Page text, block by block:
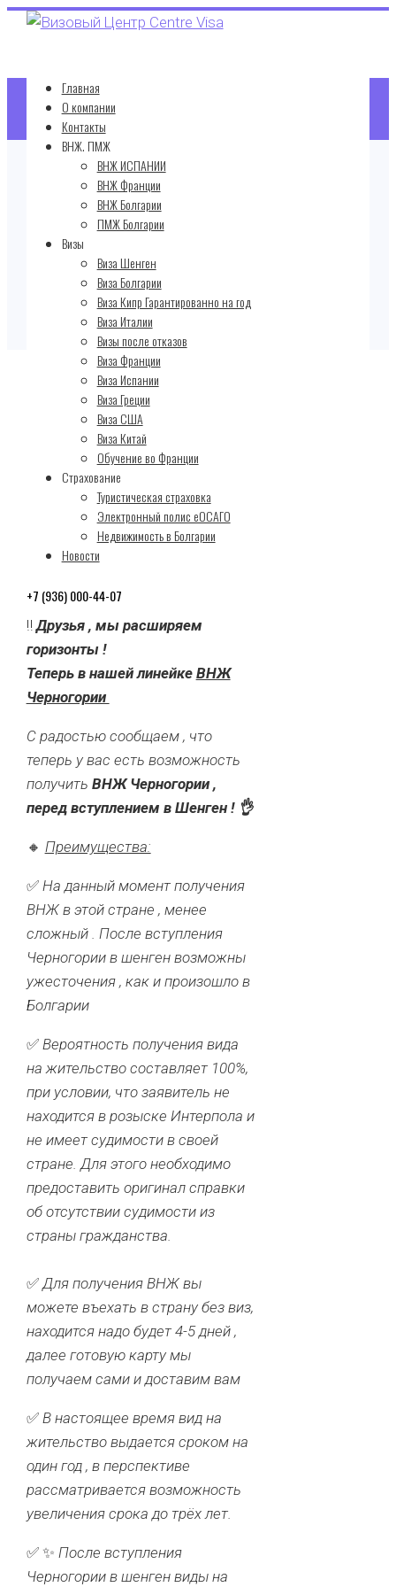
Главная
О компании
Контакты
ВНЖ. ПМЖ
ВНЖ ИСПАНИИ
ВНЖ Франции
ВНЖ Болгарии
ПМЖ Болгарии
Визы
Виза Шенген
Виза Болгарии
Виза Кипр Гарантированно на год
Виза Италии
Визы после отказов
Виза Франции
Виза Испании
Виза Греции
Виза США
Виза Китай
Обучение во Франции
Страхование
Туристическая страховка
Электронный полис еОСАГО
Недвижимость в Болгарии
Новости
+7 (936) 000-44-07
Статья
Главная
Новости
Теперь в нашей линейке ВНЖ Черногории
Теперь в нашей
линейке ВНЖ
Черногории
nak18 On02.06.2026
‼️Друзья , мы расширяем
горизонты !
Теперь в нашей линейке ВНЖ
Черногории
С радостью сообщаем , что
теперь у вас есть возможность
получить ВНЖ Черногории ,
перед вступлением в Шенген ! 👌
🔸 Преимущества:
✅ На данный момент получения
ВНЖ в этой стране , менее
сложный . После вступления
Черногории в шенген возможны
ужесточения , как и произошло в
Болгарии
✅ Вероятность получения вида
на жительство составляет 100%,
при условии, что заявитель не
находится в розыске Интерпола и
не имеет судимости в своей
стране. Для этого необходимо
предоставить оригинал справки
об отсутствии судимости из
страны гражданства.
✅Для получения ВНЖ вы
можете въехать в страну без виз,
находится надо будет 4-5 дней ,
далее готовую карту мы
получаем сами и доставим вам
✅ В настоящее время вид на
жительство выдается сроком на
один год , в перспективе
рассматривается возможность
увеличения срока до трёх лет.
✅ ✨ После вступления
Черногории в шенген виды на